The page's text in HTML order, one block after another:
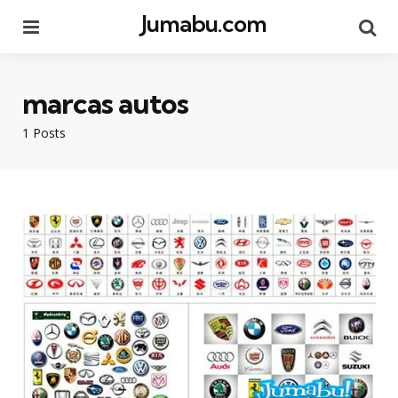
Jumabu.com
1 Posts
marcas autos